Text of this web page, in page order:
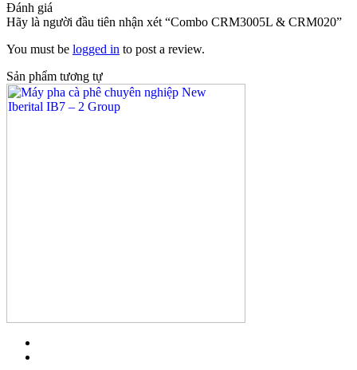
Đánh giá
Hãy là người đầu tiên nhận xét “Combo CRM3005L & CRM020”
You must be logged in to post a review.
Sản phẩm tương tự